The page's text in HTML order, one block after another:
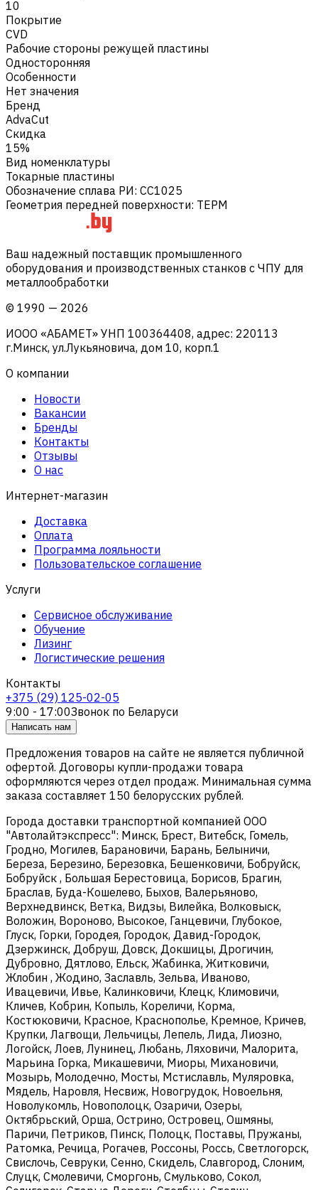
10
Покрытие
CVD
Рабочие стороны режущей пластины
Односторонняя
Особенности
Нет значения
Бренд
AdvaCut
Скидка
15%
Вид номенклатуры
Токарные пластины
Обозначение сплава РИ: CC1025
Геометрия передней поверхности: TEPM
Ваш надежный поставщик промышленного
оборудования и производственных станков с ЧПУ для
металлообработки
© 1990 — 2026
ИООО «АБАМЕТ» УНП 100364408, адрес: 220113
г.Минск, ул.Лукьяновича, дом 10, корп.1
О компании
Новости
Вакансии
Бренды
Контакты
Отзывы
О нас
Интернет-магазин
Доставка
Оплата
Программа лояльности
Пользовательское соглашение
Услуги
Сервисное обслуживание
Обучение
Лизинг
Логистические решения
Контакты
+375 (29) 125-02-05
9:00 - 17:00Звонок по Беларуси
Написать нам
Предложения товаров на сайте не является публичной
офертой. Договоры купли-продажи товара
оформляются через отдел продаж. Минимальная сумма
заказа составляет 150 белорусских рублей.
Города доставки транспортной компанией ООО
"Автолайтэкспресс": Минск, Брест, Витебск, Гомель,
Гродно, Могилев, Барановичи, Барань, Белыничи,
Береза, Березино, Березовка, Бешенковичи, Бобруйск,
Бобруйск , Большая Берестовица, Борисов, Брагин,
Браслав, Буда-Кошелево, Быхов, Валерьяново,
Верхнедвинск, Ветка, Видзы, Вилейка, Волковыск,
Воложин, Вороново, Высокое, Ганцевичи, Глубокое,
Глуск, Горки, Городея, Городок, Давид-Городок,
Дзержинск, Добруш, Довск, Докшицы, Дрогичин,
Дубровно, Дятлово, Ельск, Жабинка, Житковичи,
Жлобин , Жодино, Заславль, Зельва, Иваново,
Ивацевичи, Ивье, Калинковичи, Клецк, Климовичи,
Кличев, Кобрин, Копыль, Кореличи, Корма,
Костюковичи, Красное, Краснополье, Кремное, Кричев,
Крупки, Лагвощи, Лельчицы, Лепель, Лида, Лиозно,
Логойск, Лоев, Лунинец, Любань, Ляховичи, Малорита,
Марьина Горка, Микашевичи, Миоры, Михановичи,
Мозырь, Молодечно, Мосты, Мстиславль, Муляровка,
Мядель, Наровля, Несвиж, Новогрудок, Новоельня,
Новолукомль, Новополоцк, Озаричи, Озеры,
Октябрьский, Орша, Острино, Островец, Ошмяны,
Паричи, Петриков, Пинск, Полоцк, Поставы, Пружаны,
Ратомка, Речица, Рогачев, Россоны, Россь, Светлогорск,
Свислочь, Севруки, Сенно, Скидель, Славгород, Слоним,
Слуцк, Смолевичи, Сморгонь, Смульково, Сокол,